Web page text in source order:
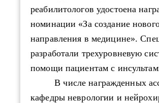
реабилитологов удостоена
номинации «За создание
направления в медицине».
разработали трехуровневую
помощи пациентам с
В числе награжденных
кафедры неврологии и